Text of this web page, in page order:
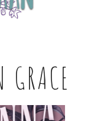
GRACE